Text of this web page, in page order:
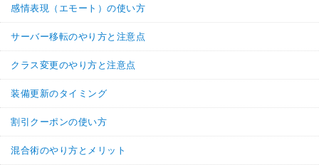
感情表現（エモート）の使い方
サーバー移転のやり方と注意点
クラス変更のやり方と注意点
装備更新のタイミング
割引クーポンの使い方
混合術のやり方とメリット